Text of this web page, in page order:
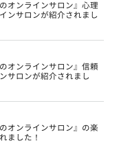
オンラインサロン』心理
ンサロンが紹介されまし
オンラインサロン』信頼
サロンが紹介されまし
オンラインサロン』の楽
ました！